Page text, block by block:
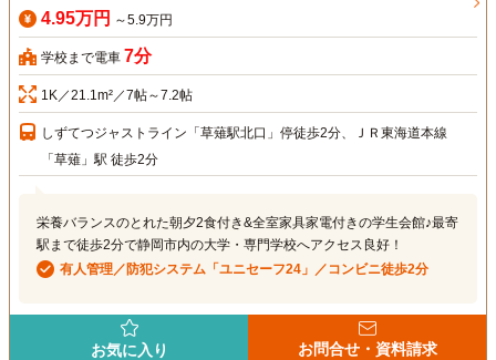
4.95万円 ～5.9万円
学校まで電車 7分
1K／21.1m²／7帖～7.2帖
しずてつジャストライン「草薙駅北口」停徒歩2分、ＪＲ東海道本線
「草薙」駅 徒歩2分
栄養バランスのとれた朝夕2食付き&全室家具家電付きの学生会館♪最寄
駅まで徒歩2分で静岡市内の大学・専門学校へアクセス良好！
有人管理／防犯システム「ユニセーフ24」／コンビニ徒歩2分
お気に入り お問合せ・資料請求